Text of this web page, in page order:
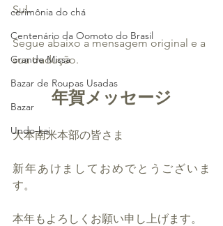
cerimônia do chá
Centenário da Oomoto do Brasil
Grande Missa
Bazar de Roupas Usadas
Bazar
Undo-kai
Sul.
Segue abaixo a mensagem original e a
sua tradução.
年賀メッセージ
大本南米本部の皆さま
新年あけましておめでとうございま
す。
本年もよろしくお願い申し上げます。